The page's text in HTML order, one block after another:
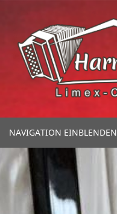
NAVIGATION EINBLENDEN